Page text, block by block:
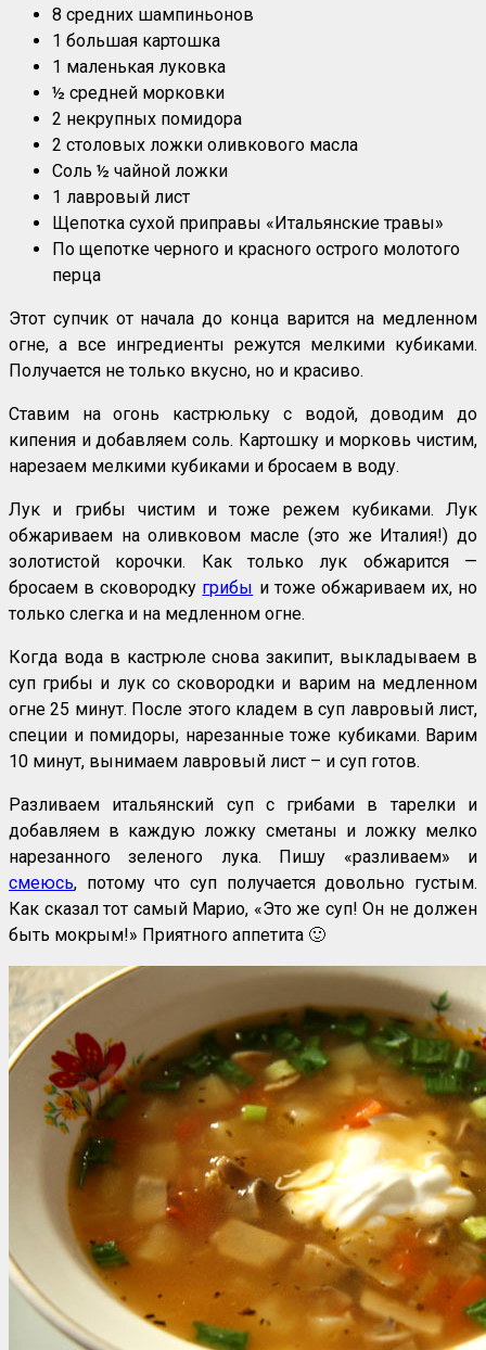
8 средних шампиньонов
1 большая картошка
1 маленькая луковка
½ средней морковки
2 некрупных помидора
2 столовых ложки оливкового масла
Соль ½ чайной ложки
1 лавровый лист
Щепотка сухой приправы «Итальянские травы»
По щепотке черного и красного острого молотого
перца
Этот супчик от начала до конца варится на медленном
огне, а все ингредиенты режутся мелкими кубиками.
Получается не только вкусно, но и красиво.
Ставим на огонь кастрюльку с водой, доводим до
кипения и добавляем соль. Картошку и морковь чистим,
нарезаем мелкими кубиками и бросаем в воду.
Лук и грибы чистим и тоже режем кубиками. Лук
обжариваем на оливковом масле (это же Италия!) до
золотистой корочки. Как только лук обжарится —
бросаем в сковородку грибы и тоже обжариваем их, но
только слегка и на медленном огне.
Когда вода в кастрюле снова закипит, выкладываем в
суп грибы и лук со сковородки и варим на медленном
огне 25 минут. После этого кладем в суп лавровый лист,
специи и помидоры, нарезанные тоже кубиками. Варим
10 минут, вынимаем лавровый лист – и суп готов.
Разливаем итальянский суп с грибами в тарелки и
добавляем в каждую ложку сметаны и ложку мелко
нарезанного зеленого лука. Пишу «разливаем» и
смеюсь, потому что суп получается довольно густым.
Как сказал тот самый Марио, «Это же суп! Он не должен
быть мокрым!» Приятного аппетита 🙂